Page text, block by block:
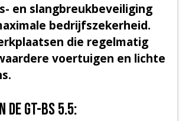
en slangbreukbeveiliging
bedrijfszekerheid.
die regelmatig
voertuigen en lichte
GT-BS 5.5: